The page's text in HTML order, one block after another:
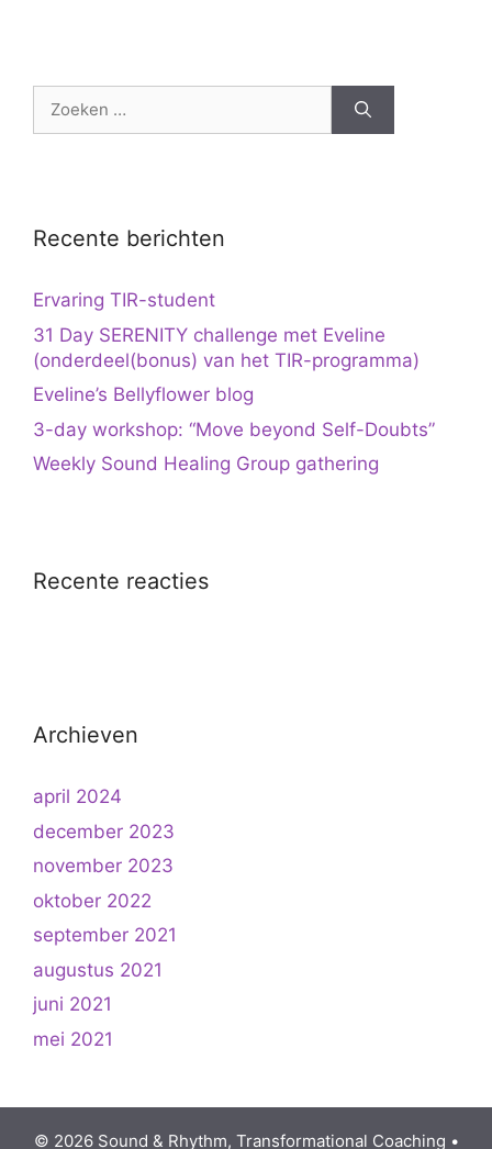
naar:
Recente berichten
Ervaring TIR-student
31 Day SERENITY challenge met Eveline
(onderdeel(bonus) van het TIR-programma)
Eveline’s Bellyflower blog
3-day workshop: “Move beyond Self-Doubts”
Weekly Sound Healing Group gathering
Recente reacties
Archieven
april 2024
december 2023
november 2023
oktober 2022
september 2021
augustus 2021
juni 2021
mei 2021
© 2026 Sound & Rhythm, Transformational Coaching •